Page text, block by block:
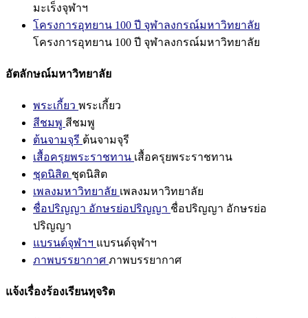
มะเร็งจุฬาฯ
โครงการอุทยาน 100 ปี จุฬาลงกรณ์มหาวิทยาลัย
โครงการอุทยาน 100 ปี จุฬาลงกรณ์มหาวิทยาลัย
อัตลักษณ์มหาวิทยาลัย
พระเกี้ยว พระเกี้ยว
สีชมพู สีชมพู
ต้นจามจุรี ต้นจามจุรี
เสื้อครุยพระราชทาน เสื้อครุยพระราชทาน
ชุดนิสิต ชุดนิสิต
เพลงมหาวิทยาลัย เพลงมหาวิทยาลัย
ชื่อปริญญา อักษรย่อปริญญา ชื่อปริญญา อักษรย่อ
ปริญญา
แบรนด์จุฬาฯ แบรนด์จุฬาฯ
ภาพบรรยากาศ ภาพบรรยากาศ
แจ้งเรื่องร้องเรียนทุจริต